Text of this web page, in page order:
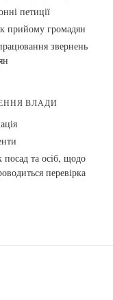
петиції
прийому громадян
звернень
ВЛАДИ
посад та осіб, щодо
перевірка